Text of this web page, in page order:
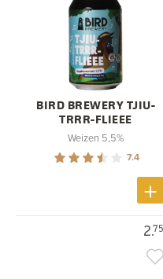
BIRD BREWERY TJIU-
TRRR-FLIEEE
Weizen 5,5%
7.4
2.75